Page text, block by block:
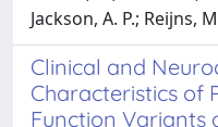
Jackson, A. P.; Reijns,
Clinical and
Characteristics of
Function Variants